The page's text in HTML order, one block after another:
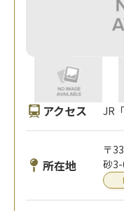
アクセス JR
所在地
〒
砂